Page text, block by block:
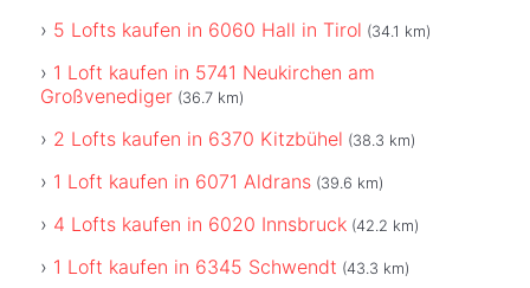
5 Lofts kaufen in 6060 Hall in Tirol (34.1 km)
1 Loft kaufen in 5741 Neukirchen am
Großvenediger (36.7 km)
2 Lofts kaufen in 6370 Kitzbühel (38.3 km)
1 Loft kaufen in 6071 Aldrans (39.6 km)
4 Lofts kaufen in 6020 Innsbruck (42.2 km)
1 Loft kaufen in 6345 Schwendt (43.3 km)